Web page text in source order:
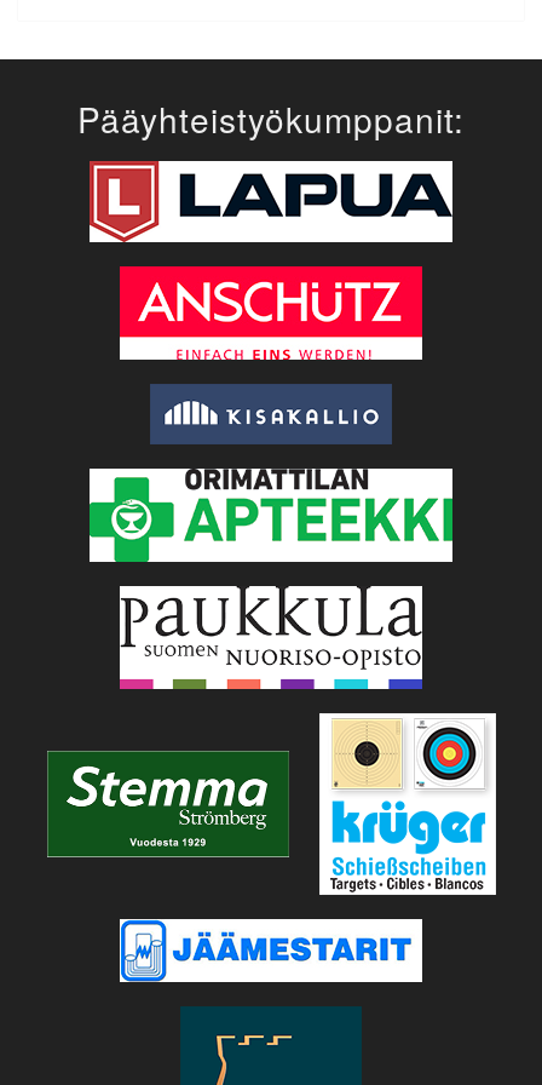
Pääyhteistyökumppanit: